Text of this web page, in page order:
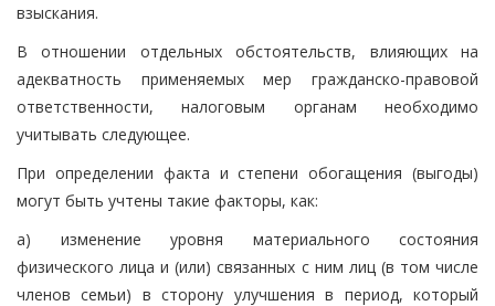
взыскания.
В отношении отдельных обстоятельств, влияющих на
адекватность применяемых мер гражданско-правовой
ответственности, налоговым органам необходимо
учитывать следующее.
При определении факта и степени обогащения (выгоды)
могут быть учтены такие факторы, как:
а) изменение уровня материального состояния
физического лица и (или) связанных с ним лиц (в том числе
членов семьи) в сторону улучшения в период, который